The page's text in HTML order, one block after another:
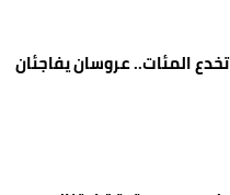
المئات.. عروسان يفاجئان